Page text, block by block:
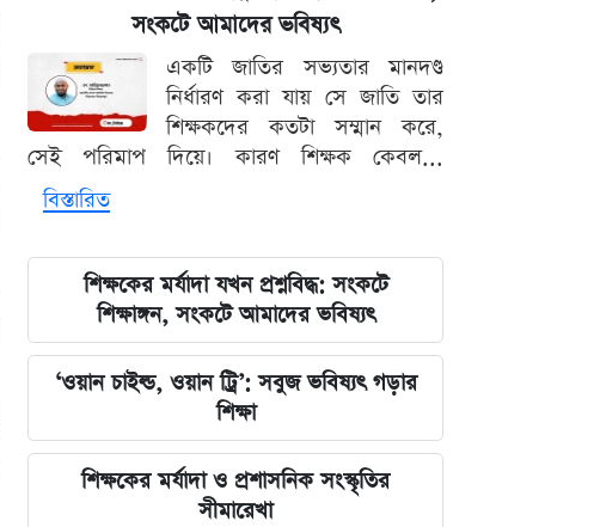
লঙ্কা প্রিমিয়ার লিগে ভারতীয় কিংবদন্তির
আগমন, মালিকানায় বড় চমক
জুলাই কার-এ নিয়ে বিভাজন করলে অর্জন
হারিয়ে যাবে: স্বরাষ্ট্রমন্ত্রী
বৃষ্টি নিয়ে সতর্কবার্তা
'মানুষ ভোট দিয়ে এমপি বানিয়েছে,
বিএনপিকে সত্য মেনে নিতে হবে': রুমিন
ফারহানা
৫ আগস্টের ভরদুপুরে দেশত্যাগ: গণভবন
থেকে ভারতের ফ্লাইট পর্যন্ত যা ঘটেছিল
সংকটে আমাদের ভবিষ্যৎ
একটি জাতির সভ্যতার মানদণ্ড
নির্ধারণ করা যায় সে জাতি তার
শিক্ষকদের কতটা সম্মান করে,
সেই পরিমাপ দিয়ে। কারণ শিক্ষক কেবল...
বিস্তারিত
শিক্ষকের মর্যাদা যখন প্রশ্নবিদ্ধ: সংকটে
শিক্ষাঙ্গন, সংকটে আমাদের ভবিষ্যৎ
‘ওয়ান চাইল্ড, ওয়ান ট্রি’: সবুজ ভবিষ্যৎ গড়ার
শিক্ষা
শিক্ষকের মর্যাদা ও প্রশাসনিক সংস্কৃতির
সীমারেখা